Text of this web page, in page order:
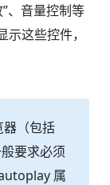
、音量控制等
这些控件，
器（包括
要求必须
属